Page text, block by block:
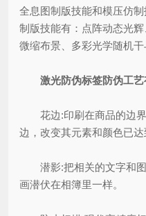
全息图制版技能和模压仿
制版技能有：点阵动态光
微缩布景、多彩光学随机干
激光防伪标签防伪工艺
花边:印刷在商品的边界
边，改变其元素和颜色已达
潜影:把相关的文字和图
画潜伏在相簿里一样。